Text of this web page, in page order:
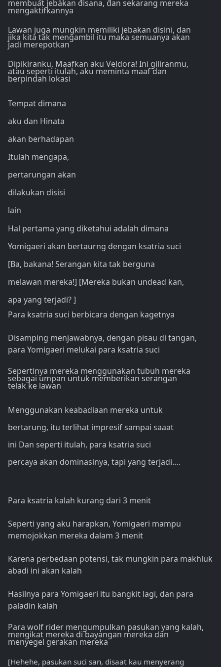
membuat jebakan disana, dan sekarang mereka
mengaktifkannya
Lawan juga mungkin memiliki jebakan disini, dan
jika kita tak mengambil itu maka semuanya akan
jadi merepotkan
Dipikiranku, Maafkan aku Veldora! Ini giliranmu,
atau seperti itulah, aku meminta maaf dan
berpindah lokasi
Tempat dimana
aku dan Hinata
akan berhadapan
Itulah mengapa,
pertarungan akan
dilakukan disisi
lain
Hal pertama yang diketahui adalah dimana
Yomigaeri akan bertaurng dengan ksatria suci
[Ba, bakana! Serangan kita tak berguna
melawan mereka!] [Mereka bukan undead kan,
apa yang terjadi? ]
Para ksatria suci berbicara dengan kagetnya
Disamping menjawabnya, dengan pisau di tangan,
para Yomigaeri melukai para ksatria suci
Sepertinya mereka menggunakan tubuh mereka
sebagai umpan untuk memberikan serangan
telak ke lawan
Menggunakan keabadiaan mereka untuk
bertarung, itu terlihat impresif sampai saaat
ini Dan seperti itulah, para ksatria suci
percaya akan dominasinya, tapi yang terjadi….
Para ksatria kalah kurang dari 3 menit
Seperti yang aku harapkan, Yomigaeri mampu
memojokkan mereka dalam 3 menit
Karena perbedaan potensi, tak mungkin para makhluk
abadi ini akan kalah
Hasilnya para Yomigaeri itu bangkit lagi, dan para
paladin kalah
Para wolf rider mengumpulkan pasukan yang kalah,
mengikat mereka di bayangan mereka dan
menyegel gerakan mereka
[Hehehe, pasukan suci san, disaat kau menyerang